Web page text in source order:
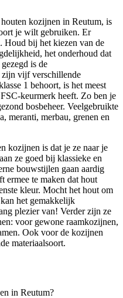
kozijnen in Reutum, is
je wilt gebruiken. Er
Houd bij het kiezen van de
het onderhoud dat
is de
zijn vijf verschillende
1 behoort, is het meest
keurmerk heeft. Zo ben je
bosbeheer. Veelgebruikte
meranti, merbau, grenen en
kozijnen is dat je ze naar je
ze goed bij klassieke en
bouwstijlen gaan aardig
ermee te maken dat hout
kleur. Mocht het hout om
het gemakkelijk
plezier van! Verder zijn ze
voor gewone raamkozijnen,
Ook voor de kozijnen
materiaalsoort.
in Reutum?